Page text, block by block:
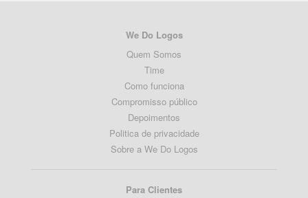
We Do Logos
Quem Somos
Time
Como funciona
Compromisso público
Depoimentos
Politica de privacidade
Sobre a We Do Logos
Para Clientes